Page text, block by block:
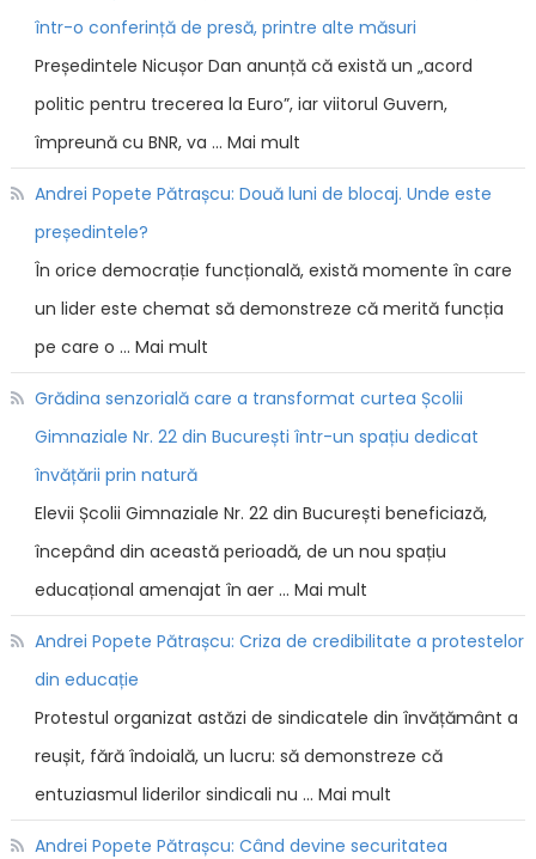
într-o conferință de presă, printre alte măsuri
Președintele Nicușor Dan anunță că există un „acord
politic pentru trecerea la Euro”, iar viitorul Guvern,
împreună cu BNR, va … Mai mult
Andrei Popete Pătrașcu: Două luni de blocaj. Unde este
președintele?
În orice democrație funcțională, există momente în care
un lider este chemat să demonstreze că merită funcția
pe care o … Mai mult
Grădina senzorială care a transformat curtea Școlii
Gimnaziale Nr. 22 din București într-un spațiu dedicat
învățării prin natură
Elevii Școlii Gimnaziale Nr. 22 din București beneficiază,
începând din această perioadă, de un nou spațiu
educațional amenajat în aer … Mai mult
Andrei Popete Pătrașcu: Criza de credibilitate a protestelor
din educație
Protestul organizat astăzi de sindicatele din învățământ a
reușit, fără îndoială, un lucru: să demonstreze că
entuziasmul liderilor sindicali nu … Mai mult
Andrei Popete Pătrașcu: Când devine securitatea